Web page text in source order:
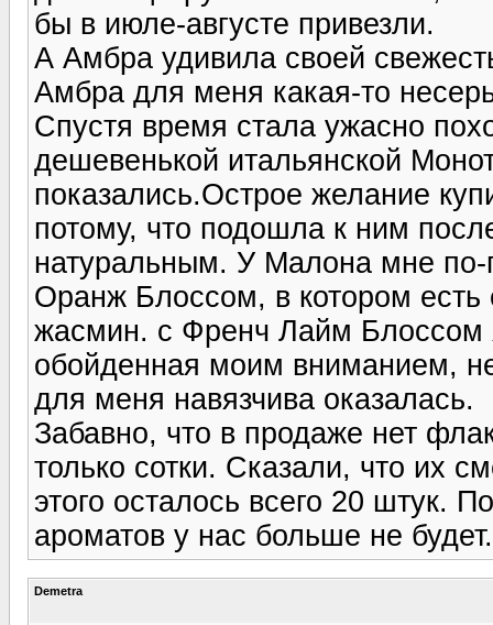
бы в июле-августе привезли.
А Амбра удивила своей
Амбра для меня какая-то
Спустя время стала ужасно
дешевенькой итальянской
показались.Острое желание
потому, что подошла к ним
натуральным. У Малона мне по-
Оранж Блоссом, в котором
жасмин. с Френч Лайм Блоссом
обойденная моим вниманием,
для меня навязчива оказалась.
Забавно, что в продаже нет
только сотки. Сказали, что их
этого осталось всего 20 штук.
ароматов у нас больше не будет.
Demetra